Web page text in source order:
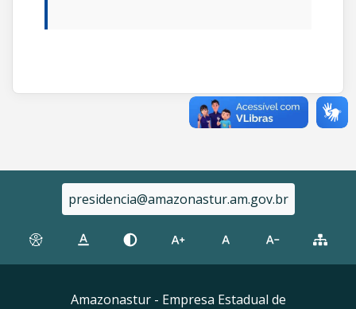
presidencia@amazonastur.am.gov.br
Amazonastur - Empresa Estadual de